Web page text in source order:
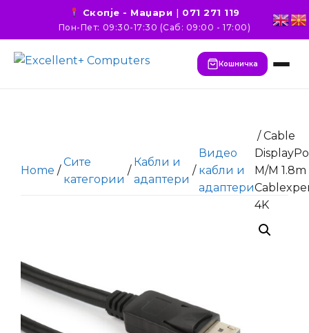
Скопје - Маџари | 071 271 119
Пон-Пет: 09:30-17:30 (Саб: 09:00 - 17:00)
Кошничка
Home /
Сите
категории
/
Кабли и
адаптери
/
Видео
кабли и
адаптери
/ Cable
M/M 1.8m
4K